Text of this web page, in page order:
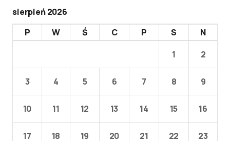
sierpień 2026
P
W Ś C P S
N
1
2
3 4 5 6 7 8 9
10 11 12 13 14 15 16
17 18 19 20 21 22 23